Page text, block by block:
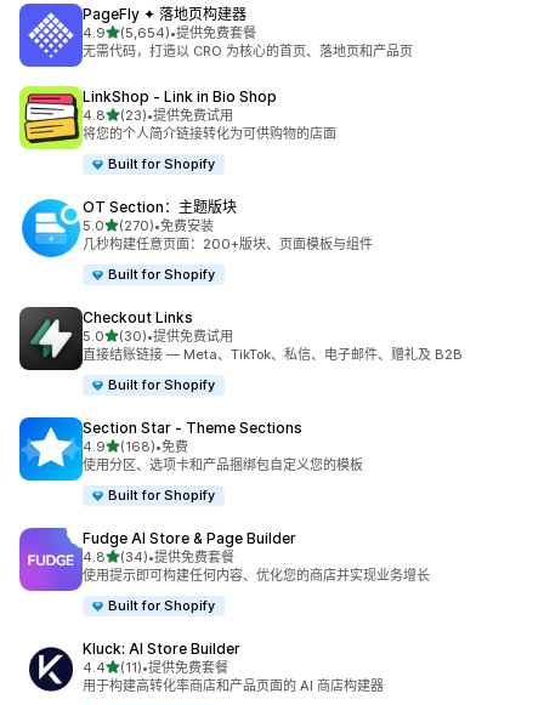
PageFly ✦ 落地页构建器
4.9星（满分 5 星）
(5,654)
总共 5654 条评论
•提供免费套餐
无需代码，打造以 CRO 为核心的首页、落地页和产品页
LinkShop ‑ Link in Bio Shop
4.8星（满分 5 星）
(23)
总共 23 条评论
•提供免费试用
将您的个人简介链接转化为可供购物的店面
Built for Shopify
OT Section：主题版块
5.0星（满分 5 星）
(270)
总共 270 条评论
•免费安装
几秒构建任意页面：200+版块、页面模板与组件
Built for Shopify
Checkout Links
5.0星（满分 5 星）
(30)
总共 30 条评论
•提供免费试用
直接结账链接 — Meta、TikTok、私信、电子邮件、赠礼及 B2B
Built for Shopify
Section Star ‑ Theme Sections
4.9星（满分 5 星）
(168)
总共 168 条评论
•免费
使用分区、选项卡和产品捆绑包自定义您的模板
Built for Shopify
Fudge AI Store & Page Builder
4.8星（满分 5 星）
(34)
总共 34 条评论
•提供免费套餐
使用提示即可构建任何内容、优化您的商店并实现业务增长
Built for Shopify
Kluck: AI Store Builder
4.4星（满分 5 星）
(11)
总共 11 条评论
•提供免费套餐
用于构建高转化率商店和产品页面的 AI 商店构建器